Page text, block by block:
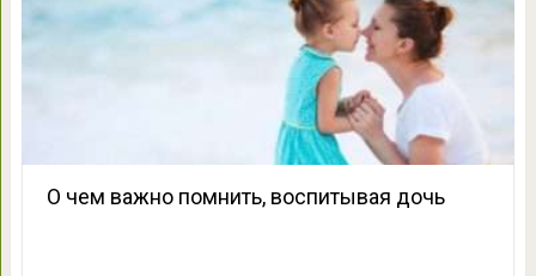
О чем важно помнить, воспитывая дочь